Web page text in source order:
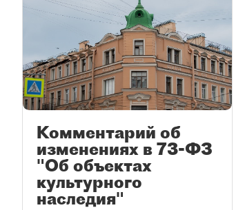
Комментарий об
изменениях в 73-ФЗ
"Об объектах
культурного
наследия"